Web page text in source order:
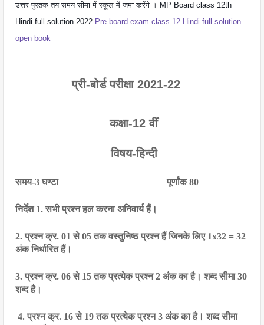
उत्तर पुस्तक तय समय सीमा में स्कूल में जमा करेंगे । MP Board class 12th
Hindi full solution 2022 Pre board exam class 12 Hindi full solution
open book
प्री-बोर्ड परीक्षा 2021-22
कक्षा-12 वीं
विषय-हिन्दी
समय-3 घण्टा ‌ पूर्णांक 80
निर्देश 1. सभी प्रश्न हल करना अनिवार्य हैं।
2. प्रश्न क्र. 01 से 05 तक वस्तुनिष्ठ प्रश्न हैं जिनके लिए 1x32 = 32
अंक निर्धारित हैं।
3. प्रश्न क्र. 06 से 15 तक प्रत्येक प्रश्न 2 अंक का है। शब्द सीमा 30
शब्द है।
4. प्रश्न क्र. 16 से 19 तक प्रत्येक प्रश्न 3 अंक का है। शब्द सीमा